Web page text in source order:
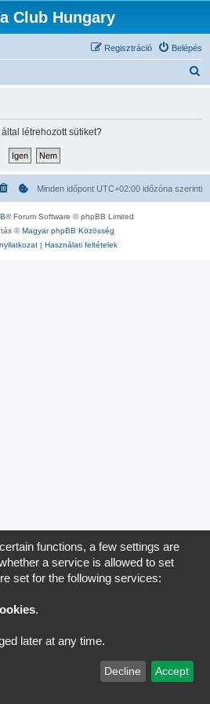
Club Hungary
Belépés
Regisztráció
s
létrehozott sütiket?
Minden időpont UTC+02:00 időzóna szerinti
® Forum Software © phpBB Limited
©Magyar phpBB Közösség
| Használati feltételek
functions, a few settings are
a service is allowed to set
set for the following services:
.
later at any time.
Decline Accept